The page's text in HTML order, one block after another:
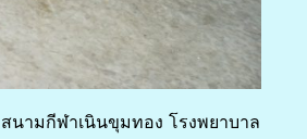
นามกีฬาเนินขุมทอง โรงพยาบาล